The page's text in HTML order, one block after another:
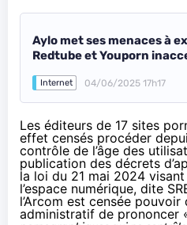
Aylo met ses menaces à
Redtube et Youporn
Internet 04/06/2025 17h17
Les éditeurs de 17 sites
effet censés procéder
contrôle de l’âge des
publication des décrets
la loi du 21 mai 2024
l’espace numérique, dite
l’Arcom est censée
administratif de prononcer